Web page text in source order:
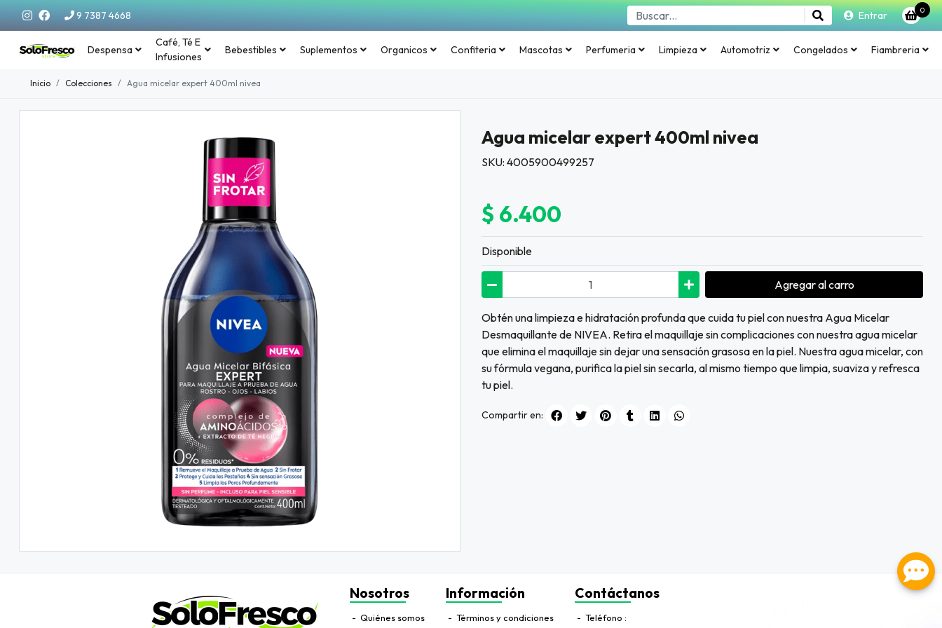
9 7387 4668 Entrar 0
Despensa
Café, Té E
Infusiones
Bebestibles Suplementos Organicos Confiteria Mascotas Perfumeria Limpieza Automotriz Congelados Fiambreria
Inicio Colecciones Agua micelar expert 400ml nivea
Agua micelar expert 400ml nivea
SKU: 4005900499257
$ 6.400
Disponible
Agregaral carro
Obtén una limpieza e hidratación profunda que cuida tu piel con nuestra Agua Micelar
Desmaquillante de NIVEA. Retira el maquillaje sin complicaciones con nuestra agua micelar
que elimina el maquillaje sin dejar una sensación grasosa en la piel. Nuestra agua micelar, con
su fórmula vegana, purifica la piel sin secarla, al mismo tiempo que limpia, suaviza y refresca
tu piel.
Compartir en:
Nosotros
Quiénes somos
Información
Términos y condiciones
Contáctanos
Teléfono